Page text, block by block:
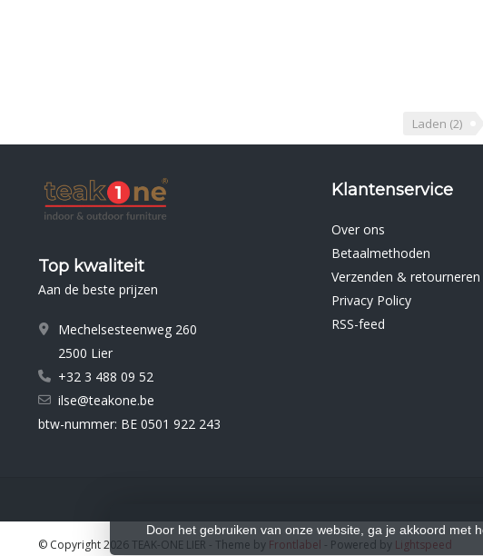
Laden (2)
Top kwaliteit
Aan de beste prijzen
Mechelsesteenweg 260
2500 Lier
+32 3 488 09 52
ilse@teakone.be
btw-nummer: BE 0501 922 243
Klantenservice
Over ons
Betaalmethoden
Verzenden & retourneren
Privacy Policy
RSS-feed
Door het gebruiken van onze website, ga je akkoord met
© Copyright 2026 TEAK-ONE LIER - Theme by Frontlabel - Powered by Lightspeed